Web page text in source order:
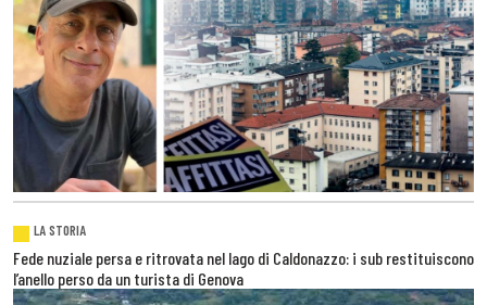
LA STORIA
Fede nuziale persa e ritrovata nel lago di Caldonazzo: i sub restituiscono
l’anello perso da un turista di Genova